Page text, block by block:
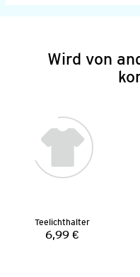
Wird von
Teelichthalter
Preis:
6,99 €